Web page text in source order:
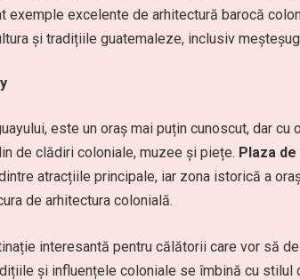
exemple excelente de arhitectură barocă
și tradițiile guatemaleze, inclusiv
este un oraș mai puțin cunoscut, dar
de clădiri coloniale, muzee și piețe. Plaza
atracțiile principale, iar zona istorică a
de arhitectura colonială.
interesantă pentru călătorii care vor să
și influențele coloniale se îmbină cu stilul